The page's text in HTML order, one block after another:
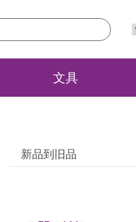
文具
新品到旧品